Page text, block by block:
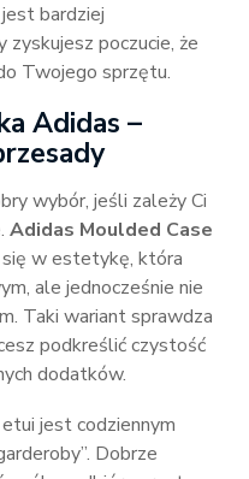
bardziej
zyskujesz poczucie, że
Twojego sprzętu.
Adidas –
wybór, jeśli zależy Ci
Adidas Moulded Case
w estetykę, która
ale jednocześnie nie
Taki wariant sprawdza
podkreślić czystość
dodatków.
jest codziennym
Dobrze